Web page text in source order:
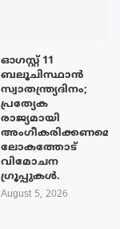
ഓഗസ്റ്റ് 11
ബലൂചിസ്ഥാൻ
സ്വാതന്ത്ര്യദിനം;
പ്രത്യേക
രാജ്യമായി
അംഗീകരിക്കണമെന്ന്
ലോകത്തോട്
വിമോചന
ഗ്രൂപ്പുകൾ.
August 5, 2026